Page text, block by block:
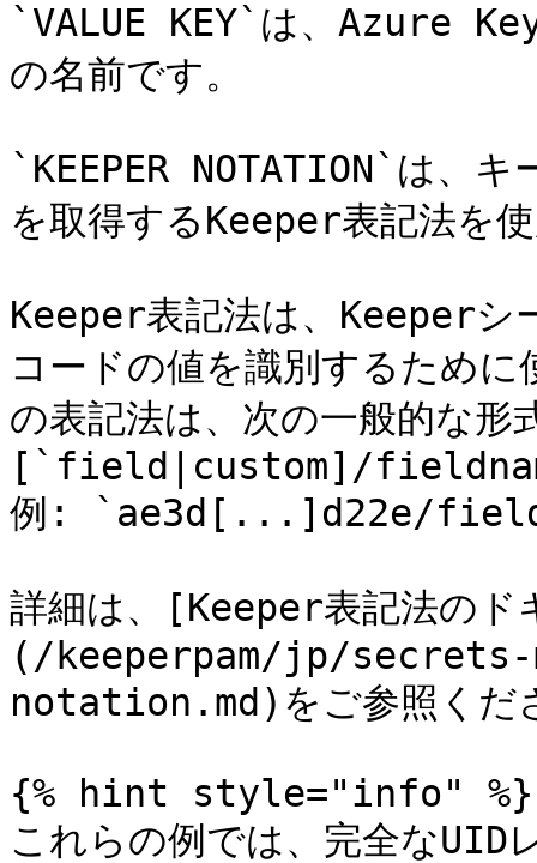
`VALUE KEY`は、Azure
の名前です。
`KEEPER NOTATION`は、
を取得するKeeper表記法を
Keeper表記法は、Keeperシ
コードの値を識別するため
の表記法は、次の一般的な
[`field|custom]/
例: `ae3d[...]d22e/
詳細は、[Keeper表記法のド
(/keeperpam/jp/secrets-
notation.md)をご参照くだ
{% hint style="info" %}
これらの例では、完全なUID